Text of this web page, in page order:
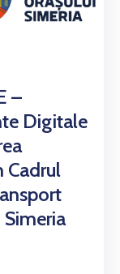
–
Digitale
Cadrul
Simeria